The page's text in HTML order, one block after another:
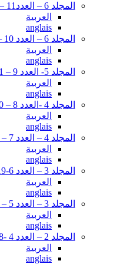
المجلد 6 – العدد11 – 2022
العربية
anglais
المجلد 6 – العدد 10 – 2022
العربية
anglais
المجلد 5- العدد 9 – 2021
العربية
anglais
المجلد 4 -العدد 8 – 2020
العربية
anglais
المجلد 4 – العدد 7 – 2020
العربية
anglais
المجلد 3 – العدد 6-2019
العربية
anglais
المجلد 3 – العدد 5 – 2019
العربية
anglais
المجلد 2 – العدد 4 -2018
العربية
anglais